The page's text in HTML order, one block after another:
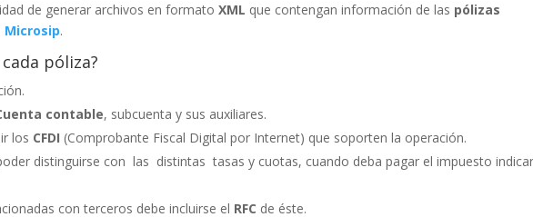
de generar archivos en formatoXML que contengan información de las pólizas
Microsip.
póliza?
contable, subcuenta y sus auxiliares.
los CFDI (Comprobante Fiscal Digital por Internet) que soporten la operación.
distinguirse con las distintas tasas y cuotas, cuando deba pagar el impuesto
con terceros debe incluirse el RFC de éste.